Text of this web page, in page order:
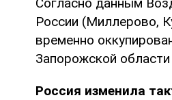
Согласно данным
России (Миллерово,
временно
Запорожской
Россия изменила